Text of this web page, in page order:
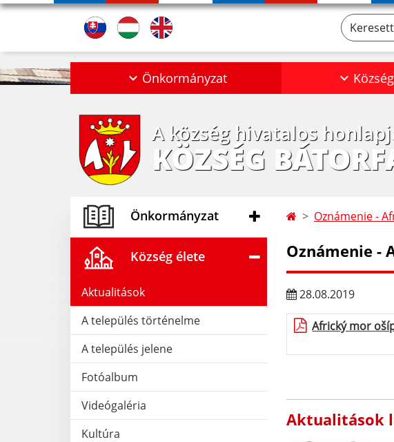
Keresett
Önkormányzat
A község hivatalos
KÖZSÉG
Önkormányzat
Község élete
Aktualitások
A település történelme
A település jelene
Fotóalbum
Videógaléria
Kultúra
Oznámenie -
Oznámenie -
28.08.2019
Africký mor
Aktualitások